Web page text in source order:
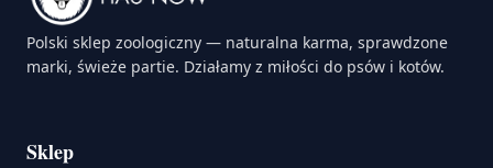
Polski sklep zoologiczny — naturalna karma, sprawdzone
marki, świeże partie. Działamy z miłości do psów i kotów.
Sklep